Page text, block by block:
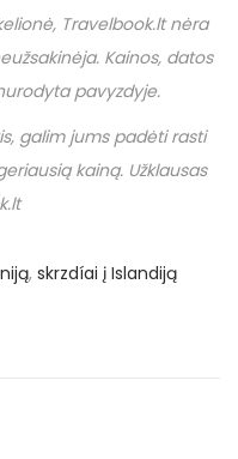
Travelbook.ltnėra
Kainos, datos
pavyzdyje.
galim jums padėti rasti
kainą. Užklausas
, skrzdíai į Islandiją